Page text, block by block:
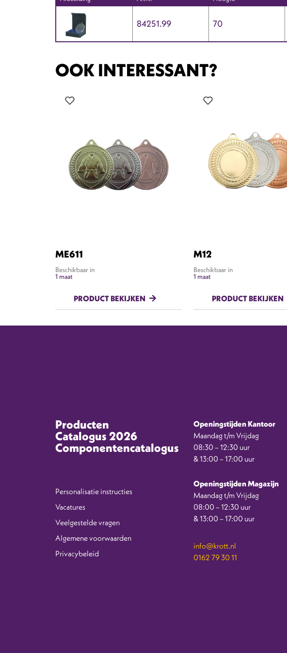
84251.99 70
OOK INTERESSANT?
ME611
Beschikbaar in
1 maat
PRODUCT BEKIJKEN
M12
Beschikbaar in
1 maat
PRODUCT BEKIJKEN
Producten
Catalogus 2026
Componentencatalogus
Personalisatie instructies
Vacatures
Veelgestelde vragen
Algemene voorwaarden
Privacybeleid
Openingstijden Kantoor
Maandag t/m Vrijdag
08:30 – 12:30 uur
& 13:00 – 17:00 uur
Openingstijden Magazijn
Maandag t/m Vrijdag
08:00 – 12:30 uur
& 13:00 – 17:00 uur
info@krott.nl
0162 79 30 11